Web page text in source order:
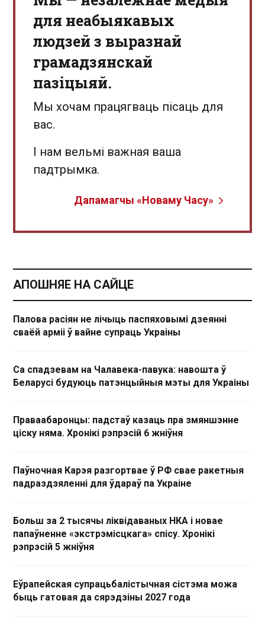
для неабыякавых
людзей з выразнай
грамадзянскай
пазіцыяй.
Мы хочам працягваць пісаць для
вас.
І нам вельмі важная ваша
падтрымка.
Дапамагчы «Новаму Часу»
АПОШНЯЕ НА САЙЦЕ
Палова расіян не лічыць паспяховымі дзеянні
сваёй арміі ў вайне супраць Украіны
Са спадзевам на Чалавека-павука: навошта ў
Беларусі будуюць патэнцыйныя мэты для Украіны
Праваабаронцы: падстаў казаць пра змяншэнне
ціску няма. Хронікі рэпрэсій 6 жніўня
Паўночная Карэя разгортвае ў РФ свае ракетныя
падраздзяленні для ўдараў па Украіне
Больш за 2 тысячы ліквідаваных НКА і новае
папаўненне «экстрэмісцкага» спісу. Хронікі
рэпрэсій 5 жніўня
Еўрапейская супрацьбалістычная сістэма можа
быць гатовая да сярэдзіны 2027 года